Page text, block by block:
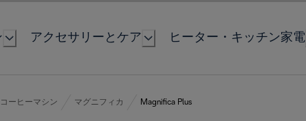
アクセサリーとケア ヒーター・キッチン家電
ーヒーマシン マグニフィカ Magnifica Plus